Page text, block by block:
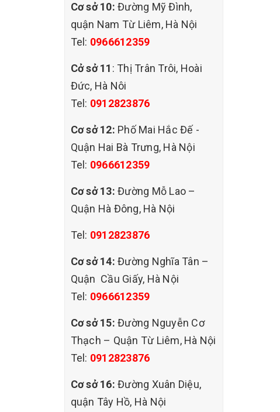
Cơ sở 10: Đường Mỹ Đình,
quận Nam Từ Liêm, Hà Nội
Tel: 0966612359
Cở sở 11 : Thị Trân Trôi, Hoài
Đức, Hà Nôi
Tel: 0912823876
Cơ sở 12: Phố Mai Hắc Đế -
Quận Hai Bà Trưng, Hà Nội
Tel: 0966612359
Cơ sở 13: Đường Mỗ Lao –
Quận Hà Đông, Hà Nội
Tel: 0912823876
Cơ sở 14: Đường Nghĩa Tân –
Quận Cầu Giấy, Hà Nội
Tel: 0966612359
Cơ sở 15: Đường Nguyễn Cơ
Thạch – Quận Từ Liêm, Hà Nội
Tel: 0912823876
Cơ sở 16: Đường Xuân Diệu,
quận Tây Hồ, Hà Nội